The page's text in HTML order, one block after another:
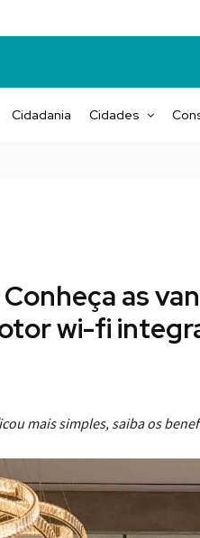
Cidadania Cidades
as
wi-fi
mais simples, saiba os